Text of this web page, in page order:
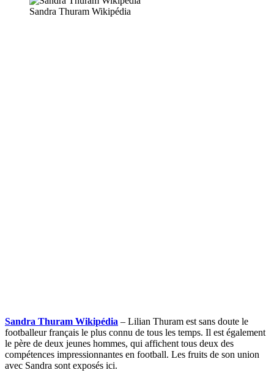
Sandra Thuram Wikipédia
Sandra Thuram Wikipédia – Lilian Thuram est sans doute le
footballeur français le plus connu de tous les temps. Il est également
le père de deux jeunes hommes, qui affichent tous deux des
compétences impressionnantes en football. Les fruits de son union
avec Sandra sont exposés ici.